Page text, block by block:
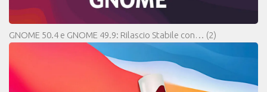
GNOME 50.4 e GNOME 49.9: Rilascio Stabile con… (2)